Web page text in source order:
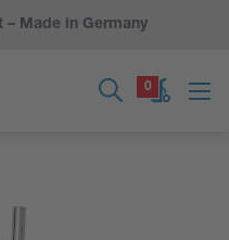
Made in Germany
0